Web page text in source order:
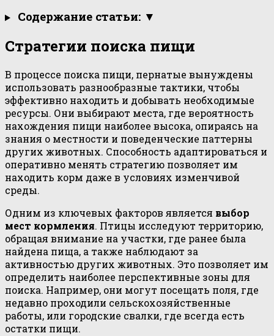
Содержание статьи: ▼
Стратегии поиска пищи
В процессе поиска пищи, пернатые вынуждены
использовать разнообразные тактики, чтобы
эффективно находить и добывать необходимые
ресурсы. Они выбирают места, где вероятность
нахождения пищи наиболее высока, опираясь на
знания о местности и поведенческие паттерны
других животных. Способность адаптироваться и
оперативно менять стратегию позволяет им
находить корм даже в условиях изменчивой
среды.
Одним из ключевых факторов является выбор
мест кормления. Птицы исследуют территорию,
обращая внимание на участки, где ранее была
найдена пища, а также наблюдают за
активностью других животных. Это позволяет им
определить наиболее перспективные зоны для
поиска. Например, они могут посещать поля, где
недавно проходили сельскохозяйственные
работы, или городские свалки, где всегда есть
остатки пищи.